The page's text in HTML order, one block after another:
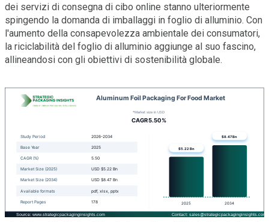
dei servizi di consegna di cibo online stanno ulteriormente
spingendo la domanda di imballaggi in foglio di alluminio. Con
l'aumento della consapevolezza ambientale dei consumatori,
la riciclabilità del foglio di alluminio aggiunge al suo fascino,
allineandosi con gli obiettivi di sostenibilità globale.